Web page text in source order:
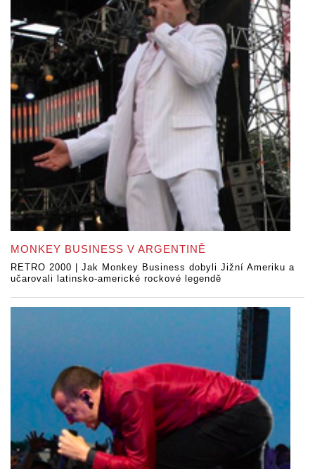
MONKEY BUSINESS V ARGENTINĚ
RETRO 2000 | Jak Monkey Business dobyli Jižní Ameriku a
učarovali latinsko-americké rockové legendě